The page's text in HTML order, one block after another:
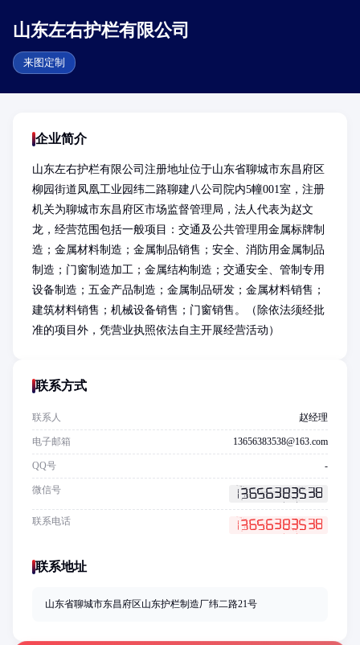
山东左右护栏有限公司
来图定制
企业简介
山东左右护栏有限公司注册地址位于山东省聊城市东昌府区
柳园街道凤凰工业园纬二路聊建八公司院内5幢001室，注册
机关为聊城市东昌府区市场监督管理局，法人代表为赵文
龙，经营范围包括一般项目：交通及公共管理用金属标牌制
造；金属材料制造；金属制品销售；安全、消防用金属制品
制造；门窗制造加工；金属结构制造；交通安全、管制专用
设备制造；五金产品制造；金属制品研发；金属材料销售；
建筑材料销售；机械设备销售；门窗销售。（除依法须经批
准的项目外，凭营业执照依法自主开展经营活动）
联系方式
联系人 赵经理
电子邮箱 13656383538@163.com
QQ号 -
微信号
联系电话
联系地址
山东省聊城市东昌府区山东护栏制造厂纬二路21号